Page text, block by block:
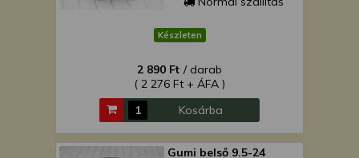
Készleten
2 890 Ft / darab
( 2 276 Ft + ÁFA )
Kosárba
Gumi belső 9.5-24